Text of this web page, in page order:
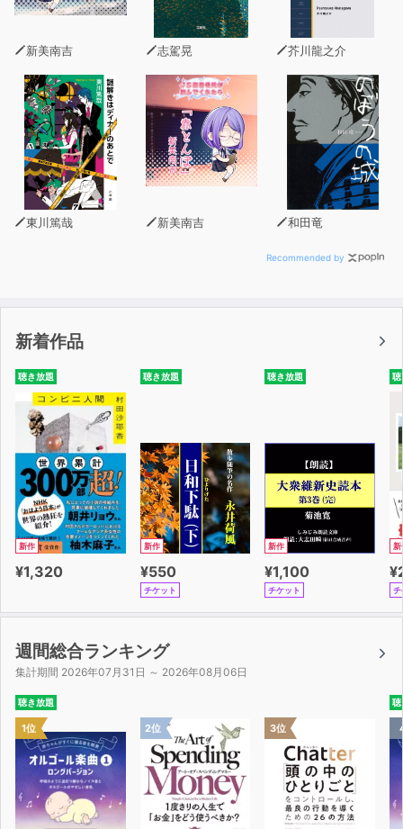
○料理の第一歩
○料理メモ
○琥珀揚げ
朗読 中尾智
企画/制作 アイデアフラッド合同会社
収録/編集 メディアゲート
デザイン 斉藤ニノ
新美南吉 志駕晃 芥川龍之介
東川篤哉 新美南吉 和田竜
Recommended by
新着作品
聴き放題
新作
¥1,320
聴き放題
新作
¥550
チケット
聴き放題
新作
¥1,100
チケット
聴
新
チ
週間総合ランキング
集計期間 2026年07月31日 ～ 2026年08月06日
聴き放題
1位 2位 3位
聴